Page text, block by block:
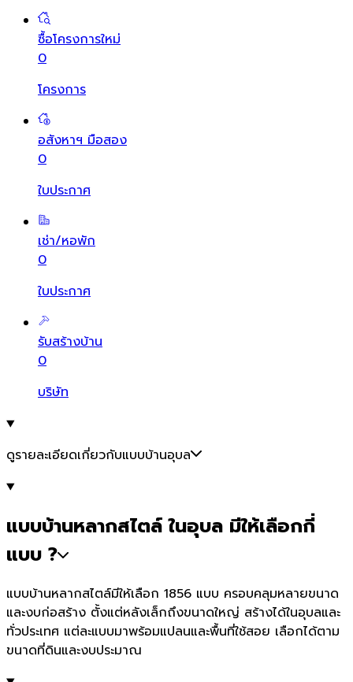
ซื้อโครงการใหม่
0
โครงการ
อสังหาฯ มือสอง
0
ใบประกาศ
เช่า/หอพัก
0
ใบประกาศ
รับสร้างบ้าน
0
บริษัท
ดูรายละเอียดเกี่ยวกับแบบบ้านอุบล
แบบบ้านหลากสไตล์ ในอุบล มีให้เลือกกี่
แบบ ?
แบบบ้านหลากสไตล์มีให้เลือก 1856 แบบ ครอบคลุมหลายขนาด
และงบก่อสร้าง ตั้งแต่หลังเล็กถึงขนาดใหญ่ สร้างได้ในอุบลและ
ทั่วประเทศ แต่ละแบบมาพร้อมแปลนและพื้นที่ใช้สอย เลือกได้ตาม
ขนาดที่ดินและงบประมาณ